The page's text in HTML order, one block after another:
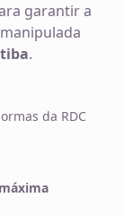
garantir a
.
da RDC
máxima